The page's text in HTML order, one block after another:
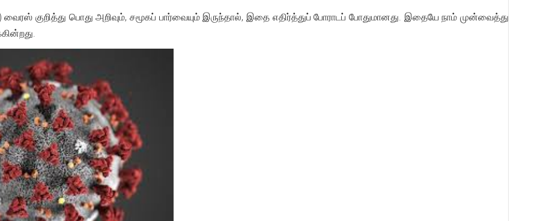
குறித்து பொது அறிவும், சமூகப் பார்வையும் இருந்தால், இதை எதிர்த்துப் போராடப் போதுமானது. இதையே நாம் முன்வைத்து